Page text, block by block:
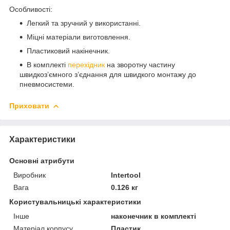
Особливості:
Легкий та зручний у використанні.
Міцні матеріали виготовлення.
Пластиковий накінечник.
В комплекті перехідник на зворотну частину
швидкоз’ємного з’єднання для швидкого монтажу до
пневмосистеми.
Приховати
Характеристики
Основні атрибути
Виробник
Intertool
Вага
0.126 кг
Користувальницькі характеристики
Інше
наконечник в комплекті
Матеріал корпусу
Пластик